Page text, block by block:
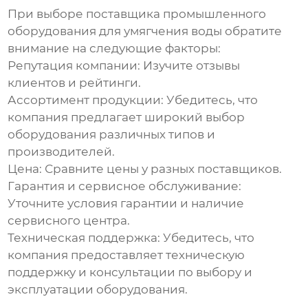
При выборе поставщика промышленного
оборудования для умягчения воды обратите
внимание на следующие факторы:
Репутация компании: Изучите отзывы
клиентов и рейтинги.
Ассортимент продукции: Убедитесь, что
компания предлагает широкий выбор
оборудования различных типов и
производителей.
Цена: Сравните цены у разных поставщиков.
Гарантия и сервисное обслуживание:
Уточните условия гарантии и наличие
сервисного центра.
Техническая поддержка: Убедитесь, что
компания предоставляет техническую
поддержку и консультации по выбору и
эксплуатации оборудования.